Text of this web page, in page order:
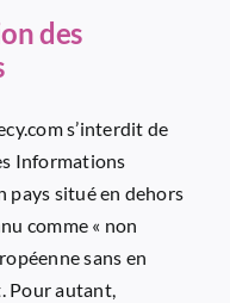
des
s’interdit de
Informations
pays situé en dehors
comme « non
sans en
Pour autant,